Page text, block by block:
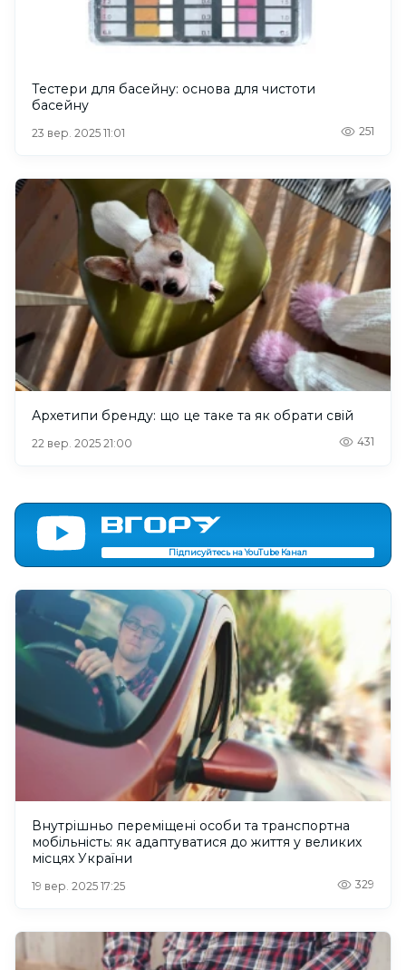
Тестери для басейну: основа для чистоти
басейну
23 вер. 2025 11:01 251
Архетипи бренду: що це таке та як обрати свій
22 вер. 2025 21:00 431
Підписуйтесь на YouTube Канал
Внутрішньо переміщені особи та транспортна
мобільність: як адаптуватися до життя у великих
місцях України
19 вер. 2025 17:25 329